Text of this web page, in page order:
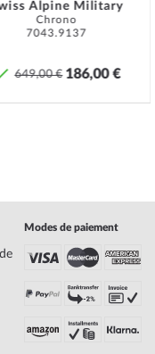
ceux-ci soient vissés
étanche.
Montre de
Alpine Military
Chrono
7043.9137
649,00 € 186,00 €
Modes de paiement